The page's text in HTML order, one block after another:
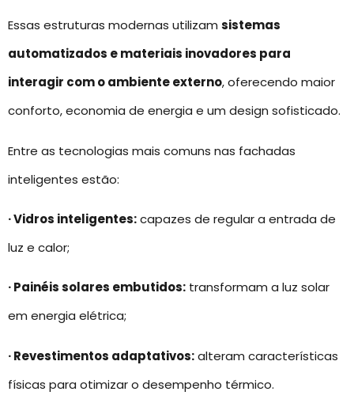
Essas estruturas modernas utilizam sistemas
automatizados e materiais inovadores para
interagir com o ambiente externo, oferecendo maior
conforto, economia de energia e um design sofisticado.
Entre as tecnologias mais comuns nas fachadas
inteligentes estão:
· Vidros inteligentes:capazes de regular a entrada de
luz e calor;
· Painéis solares embutidos: transformam a luz solar
em energia elétrica;
· Revestimentos adaptativos:alteram características
físicas para otimizar o desempenho térmico.